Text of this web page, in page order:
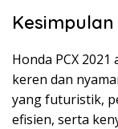
Kesimpulan
Honda PCX
keren dan
yang futuristik,
efisien, serta